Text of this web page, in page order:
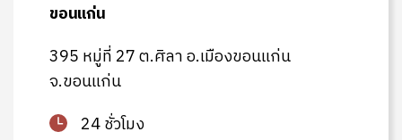
ขอนแก่น
395 หมู่ที่ 27 ต.ศิลา อ.เมืองขอนแก่น
จ.ขอนแก่น
24 ชั่วโมง